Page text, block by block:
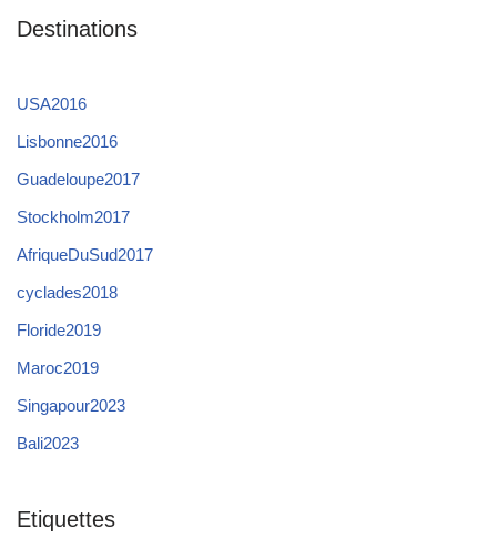
Destinations
USA2016
Lisbonne2016
Guadeloupe2017
Stockholm2017
AfriqueDuSud2017
cyclades2018
Floride2019
Maroc2019
Singapour2023
Bali2023
Etiquettes